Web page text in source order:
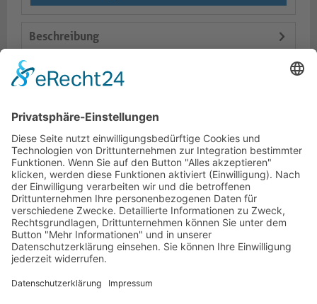
Beschreibung
Logistik
Dokumente
HOTLINE
PURELINK.DE